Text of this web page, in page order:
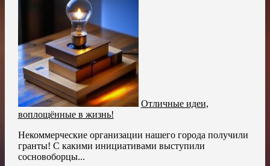
Отличные идеи,
воплощённые в жизнь!
Некоммерческие организации нашего города получили
гранты! С какими инициативами выступили
сосновоборцы...